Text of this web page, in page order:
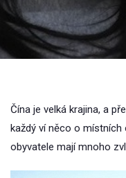
Čína je velká krajina, a
každý ví něco o místních
obyvatele mají mnoho